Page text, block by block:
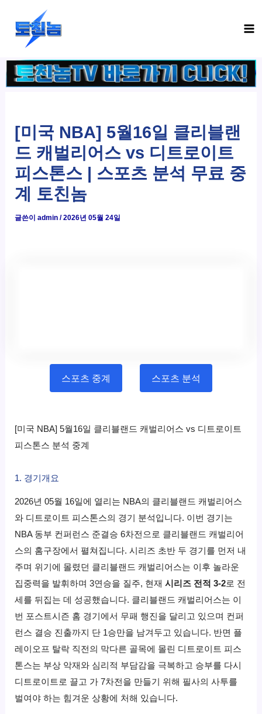
건
너
[미국 NBA] 5월16일 클리블랜
드 캐벌리어스 vs 디트로이트
피스톤스 | 스포츠 분석 무료 중
계 토친놈
글쓴이admin/2026년 05월 24일
스포츠 중계 스포츠 분석
[미국 NBA] 5월16일 클리블랜드 캐벌리어스 vs 디트로이트
피스톤스 분석 중계
1. 경기개요
2026년 05월 16일에 열리는 NBA의 클리블랜드 캐벌리어스
와 디트로이트 피스톤스의 경기 분석입니다. 이번 경기는
NBA 동부 컨퍼런스 준결승 6차전으로 클리블랜드 캐벌리어
스의 홈구장에서 펼쳐집니다. 시리즈 초반 두 경기를 먼저 내
주며 위기에 몰렸던 클리블랜드 캐벌리어스는 이후 놀라운
집중력을 발휘하며 3연승을 질주, 현재시리즈 전적 3-2로 전
세를 뒤집는 데 성공했습니다. 클리블랜드 캐벌리어스는 이
번 포스트시즌 홈 경기에서 무패 행진을 달리고 있으며 컨퍼
런스 결승 진출까지 단 1승만을 남겨두고 있습니다. 반면 플
레이오프 탈락 직전의 막다른 골목에 몰린 디트로이트 피스
톤스는 부상 악재와 심리적 부담감을 극복하고 승부를 다시
디트로이트로 끌고 가 7차전을 만들기 위해 필사의 사투를
벌여야 하는 힘겨운 상황에 처해 있습니다.